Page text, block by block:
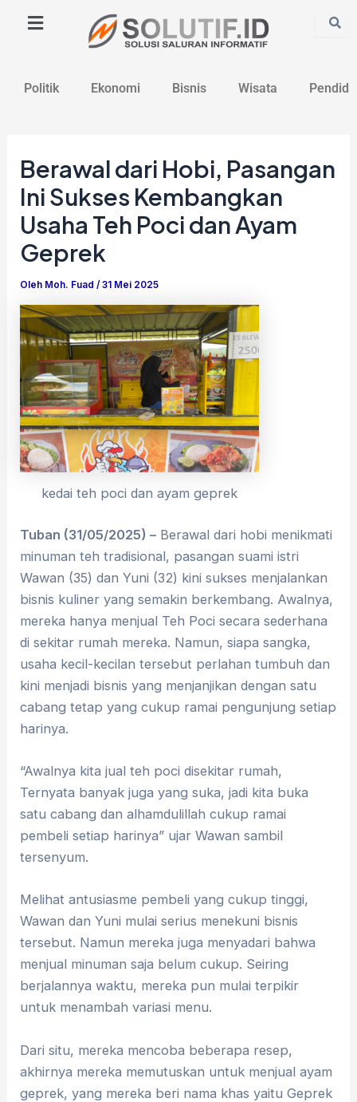
Politik Ekonomi Bisnis Wisata
Berawal dari Hobi, Pasangan
Ini Sukses Kembangkan
Usaha Teh Poci dan Ayam
Geprek
Oleh Moh. Fuad/31 Mei 2025
kedai teh poci dan ayam geprek
Tuban (31/05/2025) – Berawal dari hobi menikmati
minuman teh tradisional, pasangan suami istri
Wawan (35) dan Yuni (32) kini sukses menjalankan
bisnis kuliner yang semakin berkembang. Awalnya,
mereka hanya menjual Teh Poci secara sederhana
di sekitar rumah mereka. Namun, siapa sangka,
usaha kecil-kecilan tersebut perlahan tumbuh dan
kini menjadi bisnis yang menjanjikan dengan satu
cabang tetap yang cukup ramai pengunjung setiap
harinya.
“Awalnya kita jual teh poci disekitar rumah,
Ternyata banyak juga yang suka, jadi kita buka
satu cabang dan alhamdulillah cukup ramai
pembeli setiap harinya” ujar Wawan sambil
tersenyum.
Melihat antusiasme pembeli yang cukup tinggi,
Wawan dan Yuni mulai serius menekuni bisnis
tersebut. Namun mereka juga menyadari bahwa
menjual minuman saja belum cukup. Seiring
berjalannya waktu, mereka pun mulai terpikir
untuk menambah variasi menu.
Dari situ, mereka mencoba beberapa resep,
akhirnya mereka memutuskan untuk menjual ayam
geprek, yang mereka beri nama khas yaitu Geprek
navigation